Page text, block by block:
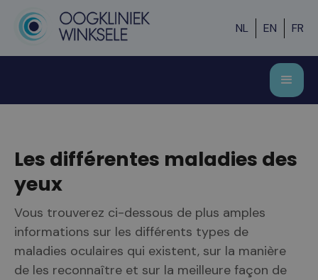
NL EN FR
Les différentes maladies des
yeux
Vous trouverez ci-dessous de plus amples
informations sur les différents types de
maladies oculaires qui existent, sur la manière
de les reconnaître et sur la meilleure façon de